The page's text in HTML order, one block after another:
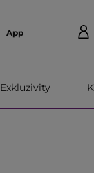
App
Exkluzivity